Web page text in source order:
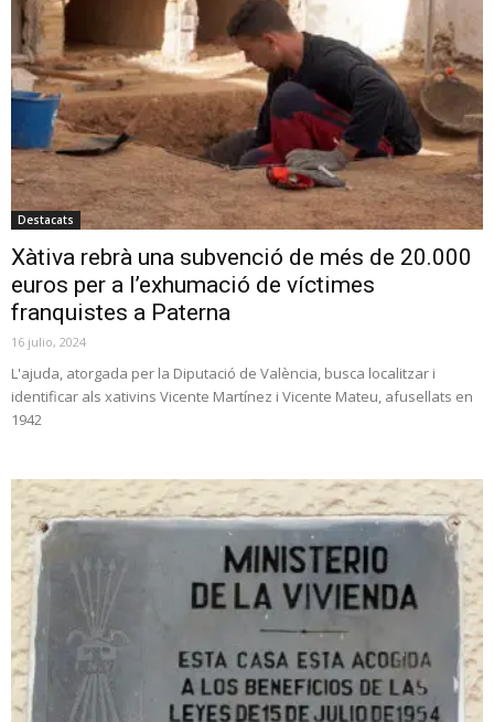
Destacats
Xàtiva rebrà una subvenció de més de 20.000
euros per a l’exhumació de víctimes
franquistes a Paterna
16 julio, 2024
L'ajuda, atorgada per la Diputació de València, busca localitzar i
identificar als xativins Vicente Martínez i Vicente Mateu, afusellats en
1942